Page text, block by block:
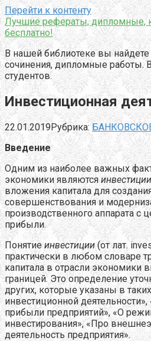
Перейти к контенту
Лучшие рефераты, дипломные,
бесплатно!
В нашей библиотеке вы
сочинения, дипломные работы.
студентов.
Инвестиционная
22.01.2019Рубрика:
Введение
Одним из наиболее важных
экономики являются
вложения капитала для
совершенствования и
производственного аппарата с
прибыли.
Понятие инвестиции (от лат.
практически в любом словаре
капитала в отрасли экономики
границей. Это определение
других, которые указаны в
инвестиционной
прибыли предприятий», «О
инвестирования», «Про
деятельность предприятия».